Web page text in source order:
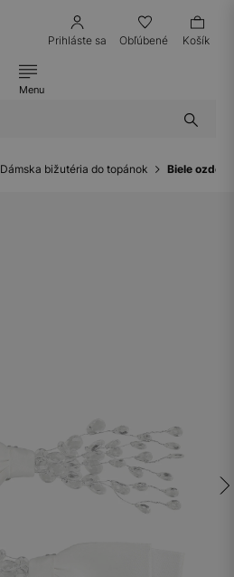
Prihláste sa Obľúbené Košík
Menu
Dámska bižutéria do topánok Biele